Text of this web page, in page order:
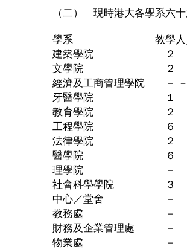
（二） 現時港大各學系六
學系 教學人
建築學院
文學院
經濟及工商管理學院 －
牙醫學院
教育學院
工程學院
法律學院
醫學院
理學院
社會科學學院
中心／堂舍
教務處
財務及企業管理
物業處